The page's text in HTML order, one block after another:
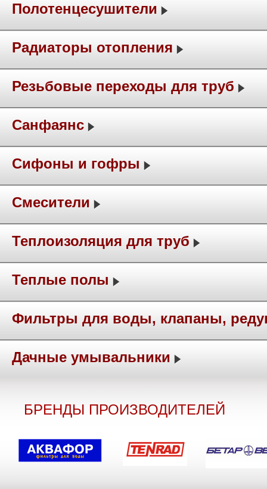
Полотенцесушители
Радиаторы отопления
Резьбовые переходы для труб
Санфаянс
Сифоны и гофры
Смесители
Теплоизоляция для труб
Теплые полы
Фильтры для воды, клапаны,
Дачные умывальники
БРЕНДЫ ПРОИЗВОДИТЕЛЕЙ